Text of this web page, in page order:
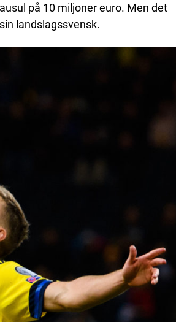
på 10 miljoner euro. Men det
landslagssvensk.